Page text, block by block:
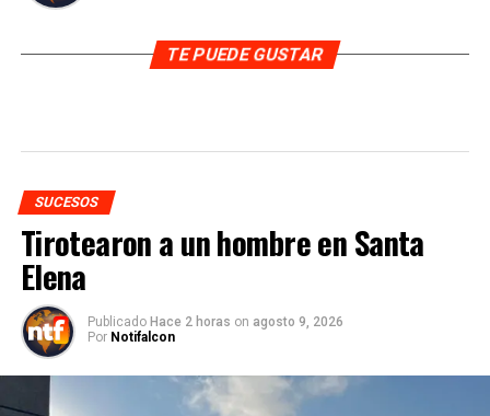
TE PUEDE GUSTAR
SUCESOS
Tirotearon a un hombre en Santa
Elena
Publicado Hace 2 horas on agosto 9, 2026
Por Notifalcon